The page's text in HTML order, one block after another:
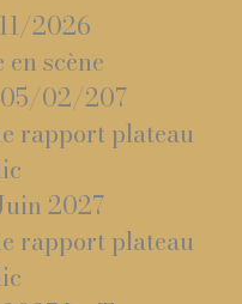
2026
scène
02/207
rapport plateau
2027
rapport plateau